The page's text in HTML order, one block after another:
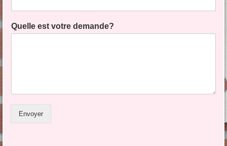
E
-
°
Quelle est votre demande?
Envoyer